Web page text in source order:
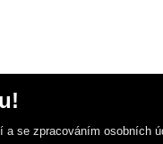
se zpracováním osobních